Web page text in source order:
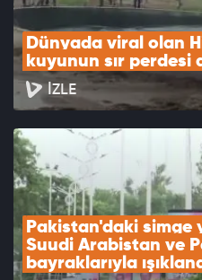
Dünyada viral olan
kuyunun sır perdesi
İZLE
Pakistan'daki simge
Suudi Arabistan ve
bayraklarıyla